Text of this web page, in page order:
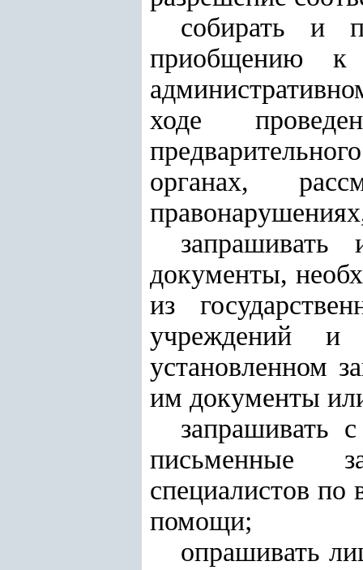
собирать и
приобщению к
ходе
органах,
документы,
из
учреждений и
установленном
им документы
запрашивать
письменные
специалистов
помощи;
опрашивать